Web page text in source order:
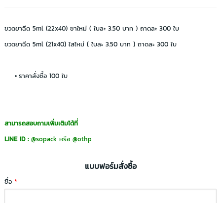
ขวดยาฉีด 5ml (22x40) ชาใหม่ ( ใบละ 3.50 บาท ) ถาดละ 300 ใบ
ขวดยาฉีด 5ml (21x40) ใสใหม่ ( ใบละ 3.50 บาท ) ถาดละ 300 ใบ
ราคาสั่งซื้อ 100 ใบ
สามารถสอบถามเพิ่มเติมได้ที่
LINE ID : @sopack หรือ@othp
แบบฟอร์มสั่งซื้อ
ชื่อ*